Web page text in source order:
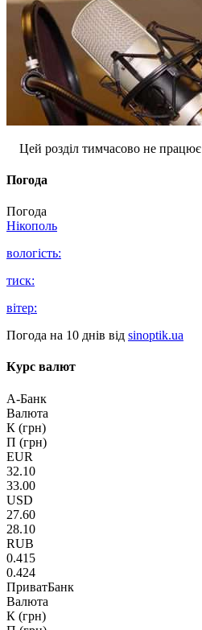
Цей розділ тимчасово не працює
Погода
Погода
Нікополь
вологість:
тиск:
вітер:
Погода на 10 днів від sinoptik.ua
Курс валют
А-Банк
Валюта
К (грн)
П (грн)
EUR
32.10
33.00
USD
27.60
28.10
RUB
0.415
0.424
ПриватБанк
Валюта
К (грн)